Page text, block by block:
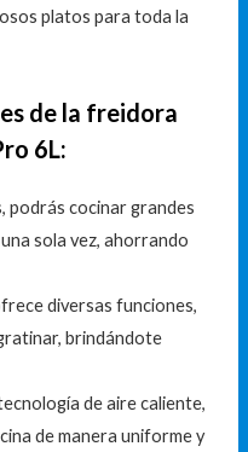
platos para toda la
de la freidora
6L:
podrás cocinar grandes
sola vez, ahorrando
diversas funciones,
brindándote
de aire caliente,
de manera uniforme y